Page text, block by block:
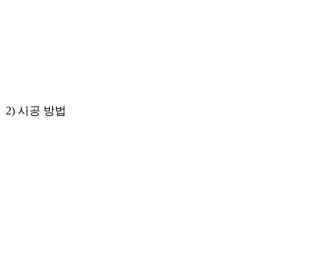
2) 시공 방법